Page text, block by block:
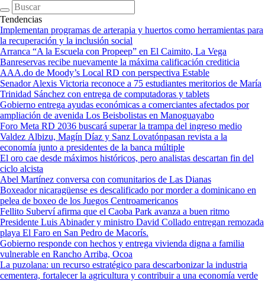
Tendencias
Implementan programas de arterapia y huertos como herramientas para
la recuperación y la inclusión social
Arranca “A la Escuela con Propeep” en El Caimito, La Vega
Banreservas recibe nuevamente la máxima calificación crediticia
AAA.do de Moody’s Local RD con perspectiva Estable
Senador Alexis Victoria reconoce a 75 estudiantes meritorios de María
Trinidad Sánchez con entrega de computadoras y tablets
Gobierno entrega ayudas económicas a comerciantes afectados por
ampliación de avenida Los Beisbolistas en Manoguayabo
Foro Meta RD 2036 buscará superar la trampa del ingreso medio
Valdez Albizu, Magín Díaz y Sanz Lovatónpasan revista a la
economía junto a presidentes de la banca múltiple
El oro cae desde máximos históricos, pero analistas descartan fin del
ciclo alcista
Abel Martínez conversa con comunitarios de Las Dianas
Boxeador nicaragüense es descalificado por morder a dominicano en
pelea de boxeo de los Juegos Centroamericanos
Fellito Suberví afirma que el Caoba Park avanza a buen ritmo
Presidente Luis Abinader y ministro David Collado entregan remozada
playa El Faro en San Pedro de Macorís.
Gobierno responde con hechos y entrega vivienda digna a familia
vulnerable en Rancho Arriba, Ocoa
La puzolana: un recurso estratégico para descarbonizar la industria
cementera, fortalecer la agricultura y contribuir a una economía verde